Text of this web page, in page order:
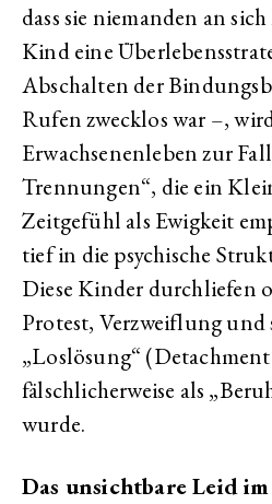
dass sie niemanden an
Kind eine
Abschalten der
Rufen zwecklos war –,
Erwachsenenleben zur
Trennungen“, die ein
Zeitgefühl als Ewigkeit
tief in die psychische
Diese Kinder durchliefen
Protest, Verzweiflung
„Loslösung“
fälschlicherweise als
wurde.
Das unsichtbare Leid